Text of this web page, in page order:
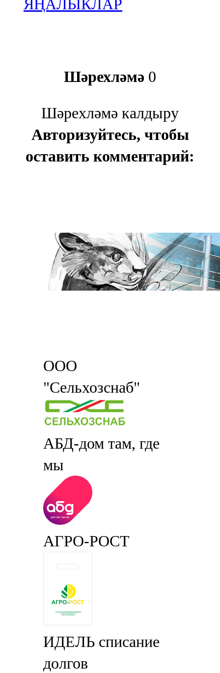
ЯҢАЛЫКЛАР
Шәрехләмә 0
Шәрехләмә калдыру
Авторизуйтесь, чтобы
оставить комментарий:
ООО
"Сельхозснаб"
АБД-дом там, где
мы
АГРО-РОСТ
ИДЕЛЬ списание
долгов